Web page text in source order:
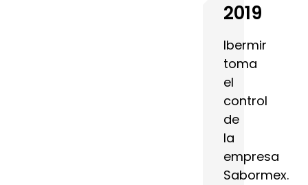
2019
Ibermir
toma
el
control
de
la
empresa
Sabormex.